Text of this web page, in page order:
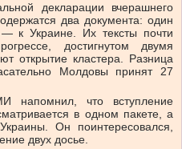
декларации вчерашнего
два документа: один
к Украине. Их тексты почти
достигнутом двумя
открытие кластера. Разница
Молдовы принят 27
напомнил, что вступление
в одном пакете, а
Он поинтересовался,
двух досье.